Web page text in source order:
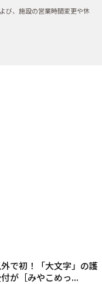
び、施設の営業時間変更や休
で初！「大文字」の護
が［みやこめっ...